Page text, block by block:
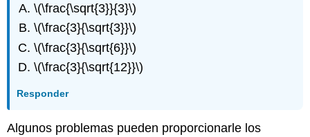
\(\frac{\sqrt{3}}{3}\)
\(\frac{3}{\sqrt{3}}\)
\(\frac{3}{\sqrt{6}}\)
\(\frac{3}{\sqrt{12}}\)
Responder
Algunos problemas pueden proporcionarle los